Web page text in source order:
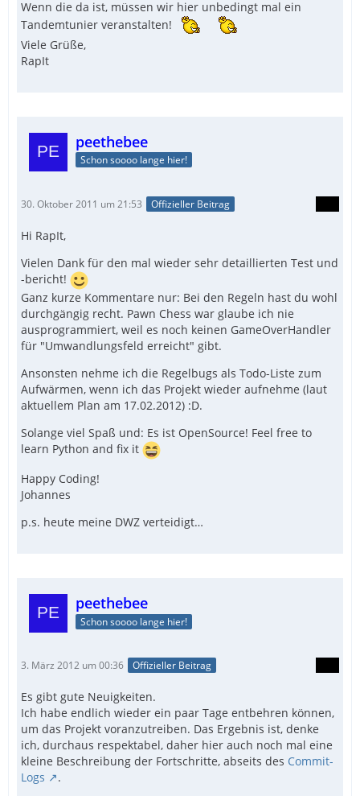
Wenn die da ist, müssen wir hier unbedingt mal ein
Tandemtunier veranstalten!
Viele Grüße,
RapIt
peethebee
Schon soooo lange hier!
30. Oktober 2011 um 21:53 Offizieller Beitrag
Hi RapIt,
Vielen Dank für den mal wieder sehr detaillierten Test und
-bericht!
Ganz kurze Kommentare nur: Bei den Regeln hast du wohl
durchgängig recht. Pawn Chess war glaube ich nie
ausprogrammiert, weil es noch keinen GameOverHandler
für "Umwandlungsfeld erreicht" gibt.
Ansonsten nehme ich die Regelbugs als Todo-Liste zum
Aufwärmen, wenn ich das Projekt wieder aufnehme (laut
aktuellem Plan am 17.02.2012) :D.
Solange viel Spaß und: Es ist OpenSource! Feel free to
learn Python and fix it
Happy Coding!
Johannes
p.s. heute meine DWZ verteidigt…
peethebee
Schon soooo lange hier!
3. März 2012 um 00:36 Offizieller Beitrag
Es gibt gute Neuigkeiten.
Ich habe endlich wieder ein paar Tage entbehren können,
um das Projekt voranzutreiben. Das Ergebnis ist, denke
ich, durchaus respektabel, daher hier auch noch mal eine
kleine Beschreibung der Fortschritte, abseits des Commit-
Logs
.